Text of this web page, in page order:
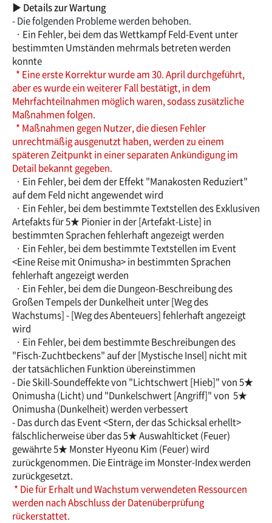
▶ Details zur Wartung
- Die folgenden Probleme werden behoben.
· Ein Fehler, bei dem das Wettkampf Feld-Event unter
bestimmten Umständen mehrmals betreten werden
konnte
* Eine erste Korrektur wurde am 30. April durchgeführt,
aber es wurde ein weiterer Fall bestätigt, in dem
Mehrfachteilnahmen möglich waren, sodass zusätzliche
Maßnahmen folgen.
* Maßnahmen gegen Nutzer, die diesen Fehler
unrechtmäßig ausgenutzt haben, werden zu einem
späteren Zeitpunkt in einer separaten Ankündigung im
Detail bekannt gegeben.
· Ein Fehler, bei dem der Effekt "Manakosten Reduziert"
auf dem Feld nicht angewendet wird
· Ein Fehler, bei dem bestimmte Textstellen des Exklusiven
Artefakts für 5★ Pionier in der [Artefakt-Liste] in
bestimmten Sprachen fehlerhaft angezeigt werden
· Ein Fehler, bei dem bestimmte Textstellen im Event
<Eine Reise mit Onimusha> in bestimmten Sprachen
fehlerhaft angezeigt werden
· Ein Fehler, bei dem die Dungeon-Beschreibung des
Großen Tempels der Dunkelheit unter [Weg des
Wachstums] - [Weg des Abenteuers] fehlerhaft angezeigt
wird
· Ein Fehler, bei dem bestimmte Beschreibungen des
"Fisch-Zuchtbeckens" auf der [Mystische Insel] nicht mit
der tatsächlichen Funktion übereinstimmen
- Die Skill-Soundeffekte von "Lichtschwert [Hieb]" von 5★
Onimusha (Licht) und "Dunkelschwert [Angriff]" von 5★
Onimusha (Dunkelheit) werden verbessert
- Das durch das Event <Stern, der das Schicksal erhellt>
fälschlicherweise über das 5★ Auswahlticket (Feuer)
gewährte 5★ Monster Hyeonu Kim (Feuer) wird
zurückgenommen. Die Einträge im Monster-Index werden
zurückgesetzt.
* Die für Erhalt und Wachstum verwendeten Ressourcen
werden nach Abschluss der Datenüberprüfung
rückerstattet.